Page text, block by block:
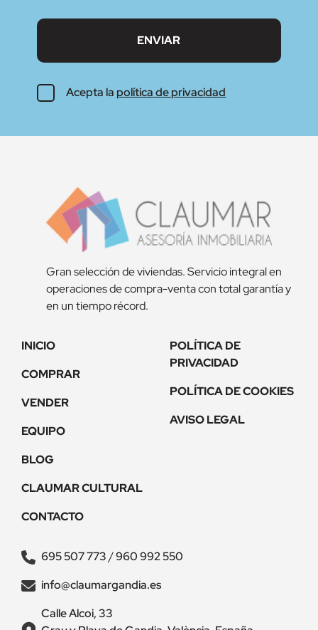
Acepta la política de privacidad
Gran selección de viviendas. Servicio integral en
operaciones de compra-venta con total garantía y
en un tiempo récord.
INICIO
COMPRAR
VENDER
EQUIPO
BLOG
CLAUMAR CULTURAL
CONTACTO
POLÍTICA DE
PRIVACIDAD
POLÍTICA DE COOKIES
AVISO LEGAL
695 507 773/960 992 550
info@claumargandia.es
Calle Alcoi, 33